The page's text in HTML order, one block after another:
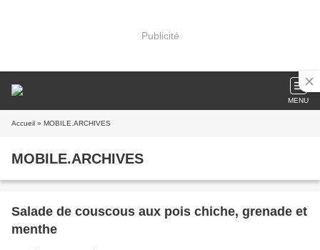
Publicité
MENU
Accueil » MOBILE.ARCHIVES
MOBILE.ARCHIVES
Salade de couscous aux pois chiche, grenade et
menthe